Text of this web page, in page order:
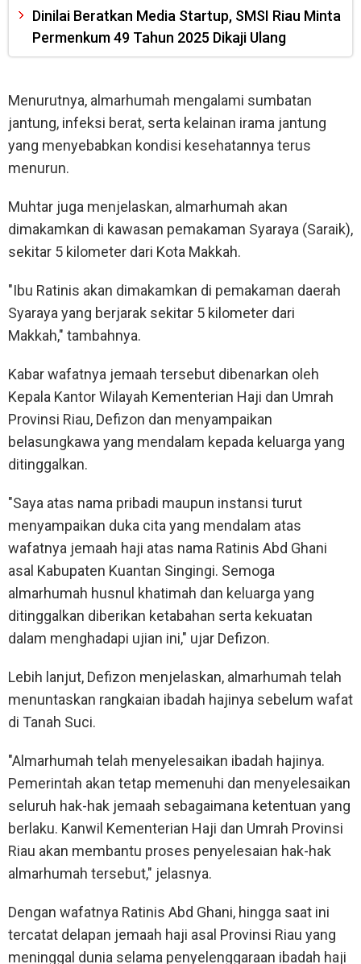
Dinilai Beratkan Media Startup, SMSI Riau Minta
Permenkum 49 Tahun 2025 Dikaji Ulang
Menurutnya, almarhumah mengalami sumbatan
jantung, infeksi berat, serta kelainan irama jantung
yang menyebabkan kondisi kesehatannya terus
menurun.
Muhtar juga menjelaskan, almarhumah akan
dimakamkan di kawasan pemakaman Syaraya (Saraik),
sekitar 5 kilometer dari Kota Makkah.
"Ibu Ratinis akan dimakamkan di pemakaman daerah
Syaraya yang berjarak sekitar 5 kilometer dari
Makkah," tambahnya.
Kabar wafatnya jemaah tersebut dibenarkan oleh
Kepala Kantor Wilayah Kementerian Haji dan Umrah
Provinsi Riau, Defizon dan menyampaikan
belasungkawa yang mendalam kepada keluarga yang
ditinggalkan.
"Saya atas nama pribadi maupun instansi turut
menyampaikan duka cita yang mendalam atas
wafatnya jemaah haji atas nama Ratinis Abd Ghani
asal Kabupaten Kuantan Singingi. Semoga
almarhumah husnul khatimah dan keluarga yang
ditinggalkan diberikan ketabahan serta kekuatan
dalam menghadapi ujian ini," ujar Defizon.
Lebih lanjut, Defizon menjelaskan, almarhumah telah
menuntaskan rangkaian ibadah hajinya sebelum wafat
di Tanah Suci.
"Almarhumah telah menyelesaikan ibadah hajinya.
Pemerintah akan tetap memenuhi dan menyelesaikan
seluruh hak-hak jemaah sebagaimana ketentuan yang
berlaku. Kanwil Kementerian Haji dan Umrah Provinsi
Riau akan membantu proses penyelesaian hak-hak
almarhumah tersebut," jelasnya.
Dengan wafatnya Ratinis Abd Ghani, hingga saat ini
tercatat delapan jemaah haji asal Provinsi Riau yang
meninggal dunia selama penyelenggaraan ibadah haji